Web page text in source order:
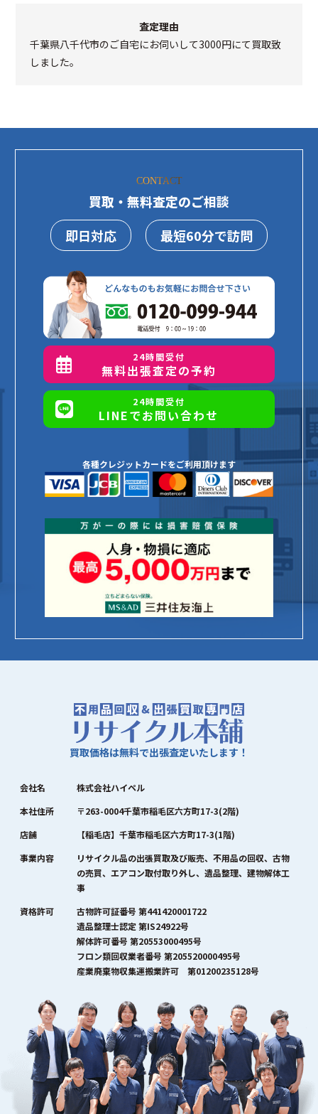
査定理由
千葉県八千代市のご自宅にお伺いして3000円にて買取致
しました。
CONTACT
買取・無料査定のご相談
即日対応
最短60分で訪問
24時間受付
無料出張査定の予約
24時間受付
LINEでお問い合わせ
各種クレジットカードをご利用頂けます
買取価格は無料で出張査定いたします！
会社名
株式会社ハイペル
本社住所
〒263-0004千葉市稲毛区六方町17-3(2階)
店舗
【稲毛店】千葉市稲毛区六方町17-3(1階)
事業内容
リサイクル品の出張買取及び販売、不用品の回収、古物
の売買、エアコン取付取り外し、遺品整理、建物解体工
事
資格許可
古物許可証番号 第441420001722
遺品整理士認定 第IS24922号
解体許可番号 第20553000495号
フロン類回収業者番号 第205520000495号
産業廃棄物収集運搬業許可 第01200235128号